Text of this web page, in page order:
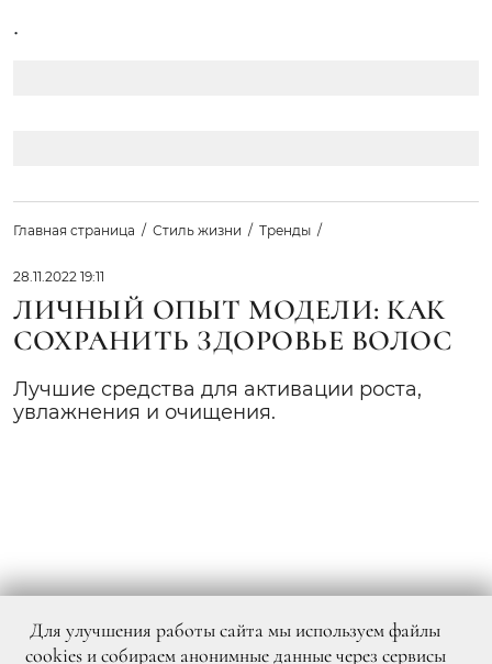
.
Главная страница Стиль жизни Тренды
28.11.2022 19:11
ЛИЧНЫЙ ОПЫТ МОДЕЛИ: КАК
СОХРАНИТЬ ЗДОРОВЬЕ ВОЛОС
Лучшие средства для активации роста,
увлажнения и очищения.
Для улучшения работы сайта мы используем файлы
cookies и собираем анонимные данные через сервисы